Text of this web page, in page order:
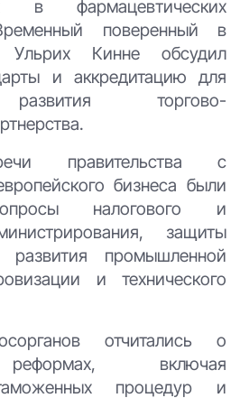
в фармацевтических
поверенный в
Ульрих Кинне обсудил
и аккредитацию для
торгово-
правительства с
бизнеса были
налогового и
защиты
развития промышленной
и технического
отчитались о
включая
процедур и